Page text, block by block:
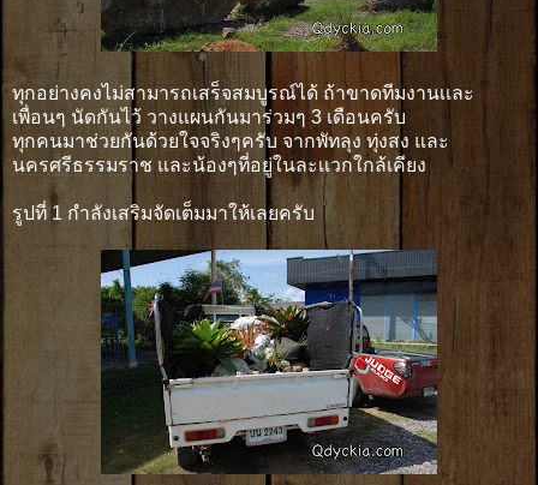
ทุกอย่างคงไม่สามารถเสร็จสมบูรณ์ได้ ถ้าขาดทีมงานเเละ
เพื่อนๆ นัดกันไว้ วางแผนกันมาร่วมๆ 3 เดือนครับ
ทุกคนมาช่วยกันด้วยใจจริงๆครับ จากพัทลุง ทุ่งสง และ
นครศรีธรรมราช และน้องๆที่อยู่ในละเเวกใกล้เคียง
รูปที่ 1 กำลังเสริมจัดเต็มมาให้เลยครับ